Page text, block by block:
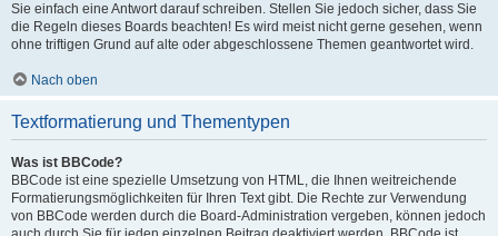
Sie einfach eine Antwort darauf schreiben. Stellen Sie jedoch sicher, dass Sie
die Regeln dieses Boards beachten! Es wird meist nicht gerne gesehen, wenn
ohne triftigen Grund auf alte oder abgeschlossene Themen geantwortet wird.
Nach oben
Textformatierung und Thementypen
Was ist BBCode?
BBCode ist eine spezielle Umsetzung von HTML, die Ihnen weitreichende
Formatierungsmöglichkeiten für Ihren Text gibt. Die Rechte zur Verwendung
von BBCode werden durch die Board-Administration vergeben, können jedoch